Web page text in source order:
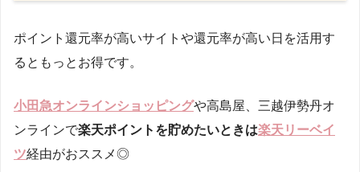
ポイント還元率が高いサイトや還元率が高い日を活用す
るともっとお得です。
小田急オンラインショッピングや高島屋、三越伊勢丹オ
ンラインで楽天ポイントを貯めたいときは楽天リーベイ
ツ経由がおススメ◎